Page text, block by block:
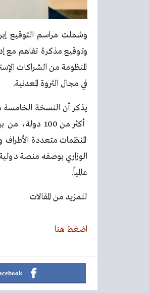
وشملت مراسم التوقيع
وتوقيع مذكرة تفاهم مع
المنظومة من الشراكات
في مجال الثروة المعدنية.
يذكر أن النسخة الخامسة
المنظمات متعددة الأطراف
الوزاري بوصفه منصة
عالمياً.
للمزيد من المقالات
اضغط هنا